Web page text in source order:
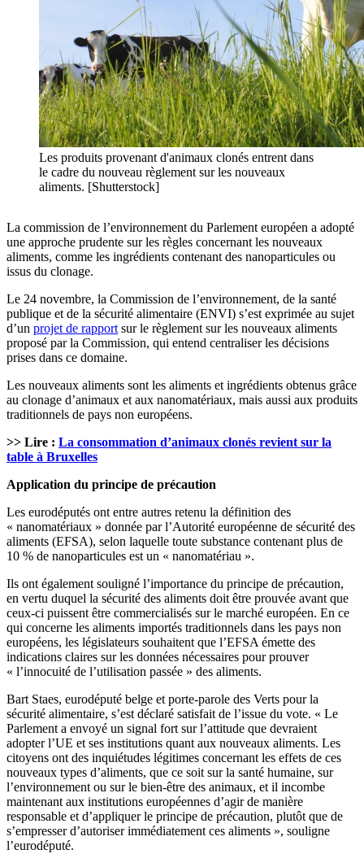
Les produits provenant d'animaux clonés entrent dans
le cadre du nouveau règlement sur les nouveaux
aliments. [Shutterstock]
La commission de l’environnement du Parlement européen a adopté
une approche prudente sur les règles concernant les nouveaux
aliments, comme les ingrédients contenant des nanoparticules ou
issus du clonage.
Le 24 novembre, la Commission de l’environnement, de la santé
publique et de la sécurité alimentaire (ENVI) s’est exprimée au sujet
d’un projet de rapport sur le règlement sur les nouveaux aliments
proposé par la Commission, qui entend centraliser les décisions
prises dans ce domaine.
Les nouveaux aliments sont les aliments et ingrédients obtenus grâce
au clonage d’animaux et aux nanomatériaux, mais aussi aux produits
traditionnels de pays non européens.
>> Lire : La consommation d’animaux clonés revient sur la
table à Bruxelles
Application du principe de précaution
Les eurodéputés ont entre autres retenu la définition des
« nanomatériaux » donnée par l’Autorité européenne de sécurité des
aliments (EFSA), selon laquelle toute substance contenant plus de
10 % de nanoparticules est un « nanomatériau ».
Ils ont également souligné l’importance du principe de précaution,
en vertu duquel la sécurité des aliments doit être prouvée avant que
ceux-ci puissent être commercialisés sur le marché européen. En ce
qui concerne les aliments importés traditionnels dans les pays non
européens, les législateurs souhaitent que l’EFSA émette des
indications claires sur les données nécessaires pour prouver
« l’innocuité de l’utilisation passée » des aliments.
Bart Staes, eurodéputé belge et porte-parole des Verts pour la
sécurité alimentaire, s’est déclaré satisfait de l’issue du vote. « Le
Parlement a envoyé un signal fort sur l’attitude que devraient
adopter l’UE et ses institutions quant aux nouveaux aliments. Les
citoyens ont des inquiétudes légitimes concernant les effets de ces
nouveaux types d’aliments, que ce soit sur la santé humaine, sur
l’environnement ou sur le bien-être des animaux, et il incombe
maintenant aux institutions européennes d’agir de manière
responsable et d’appliquer le principe de précaution, plutôt que de
s’empresser d’autoriser immédiatement ces aliments », souligne
l’eurodéputé.